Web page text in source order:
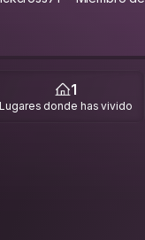
1
Lugares donde has vivido